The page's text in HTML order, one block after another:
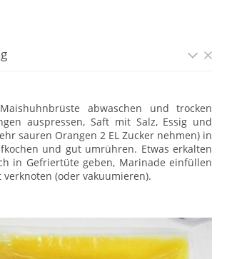
abwaschen und trocken
auspressen, Saft mit Salz, Essig und
sauren Orangen 2 EL Zucker nehmen) in
und gut umrühren. Etwas erkalten
in Gefriertüte geben, Marinade einfüllen
(oder vakuumieren).